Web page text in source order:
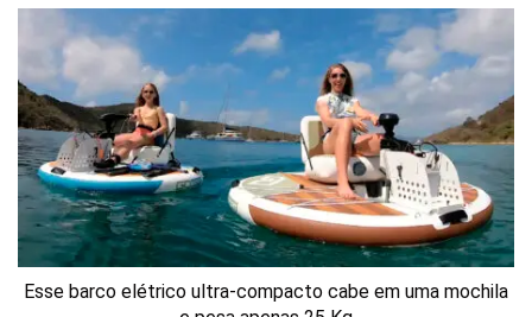
Esse barco elétrico ultra-compacto cabe em uma mochila